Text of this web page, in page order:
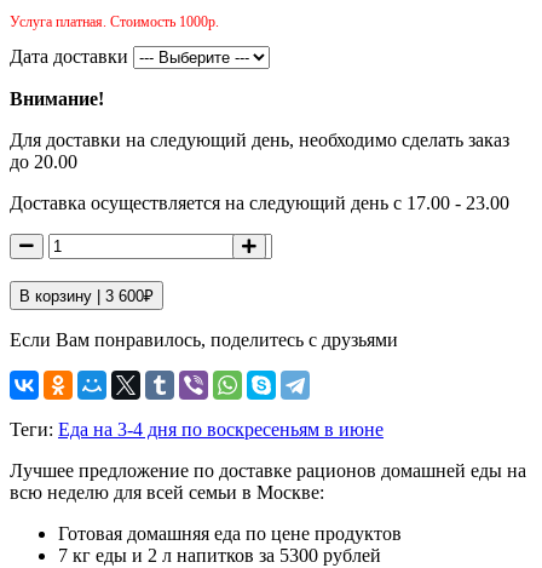
Услуга платная. Стоимость 1000р.
Дата доставки
Внимание!
Для доставки на следующий день, необходимо сделать заказ
до 20.00
Доставка осуществляется на следующий день с 17.00 - 23.00
В корзину | 3 600₽
Если Вам понравилось, поделитесь с друзьями
Теги: Еда на 3-4 дня по воскресеньям в июне
Лучшее предложение по доставке рационов домашней еды на
всю неделю для всей семьи в Москве:
Готовая домашняя еда по цене продуктов
7 кг еды и 2 л напитков за 5300 рублей